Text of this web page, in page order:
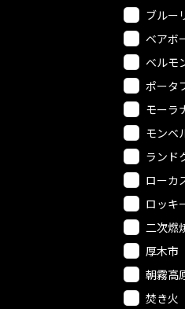
ブルー
ベアボ
ベルモ
ポータ
モーラ
モンベ
ランド
ローカ
ロッキ
二次燃
厚木市
朝霧高
焚き火